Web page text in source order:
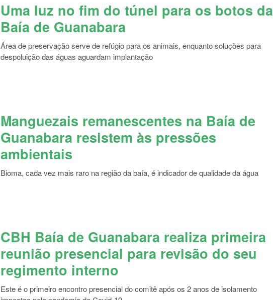
Uma luz no fim do túnel para os botos da
Baía de Guanabara
Área de preservação serve de refúgio para os animais, enquanto soluções para
despoluição das águas aguardam implantação
Manguezais remanescentes na Baía de
Guanabara resistem às pressões
ambientais
Bioma, cada vez mais raro na região da baía, é indicador de qualidade da água
CBH Baía de Guanabara realiza primeira
reunião presencial para revisão do seu
regimento interno
Este é o primeiro encontro presencial do comitê após os 2 anos de isolamento